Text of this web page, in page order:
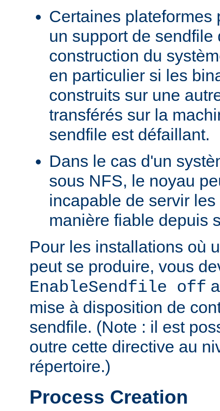
Certaines plateformes
un support de
construction du
en particulier si les
construits sur une
transférés sur la
sendfile est défaillant.
Dans le cas d'un
sous NFS, le noyau
incapable de servir
manière fiable depuis
Pour les installations où
peut se produire, vous
EnableSendfile off
mise à disposition de
sendfile. (Note : il est
outre cette directive au
répertoire.)
Process Creation